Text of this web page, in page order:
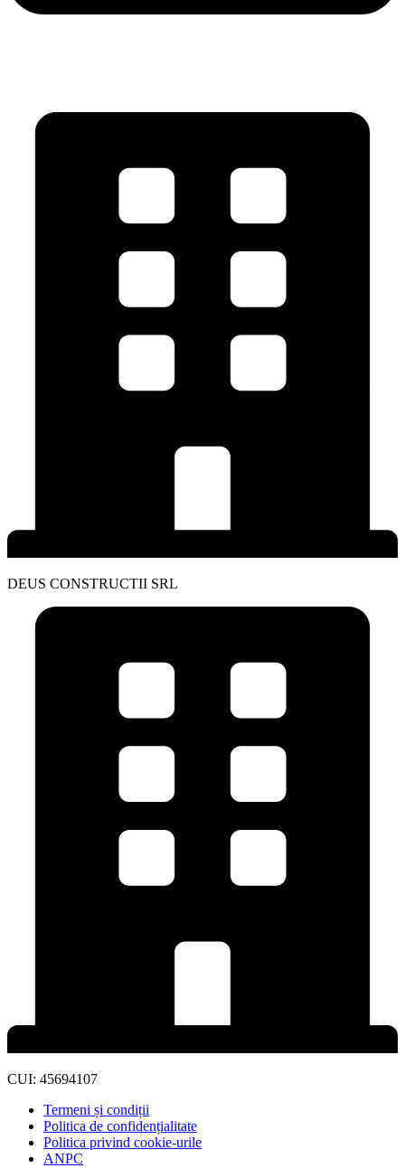
DEUS CONSTRUCTII SRL
CUI: 45694107
Termeni și condiții
Politica de confidențialitate
Politica privind cookie-urile
ANPC